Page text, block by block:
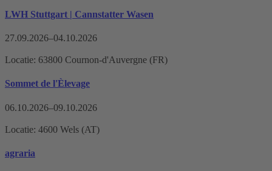
LWH Stuttgart | Cannstatter Wasen
27.09.2026–04.10.2026
Locatie: 63800 Cournon-d'Auvergne (FR)
Sommet de l'Èlevage
06.10.2026–09.10.2026
Locatie: 4600 Wels (AT)
agraria